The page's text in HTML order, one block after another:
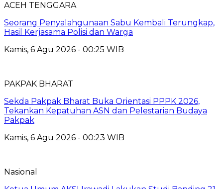
ACEH TENGGARA
Seorang Penyalahgunaan Sabu Kembali Terungkap,
Hasil Kerjasama Polisi dan Warga
Kamis, 6 Agu 2026 - 00:25 WIB
PAKPAK BHARAT
Sekda Pakpak Bharat Buka Orientasi PPPK 2026,
Tekankan Kepatuhan ASN dan Pelestarian Budaya
Pakpak
Kamis, 6 Agu 2026 - 00:23 WIB
Nasional